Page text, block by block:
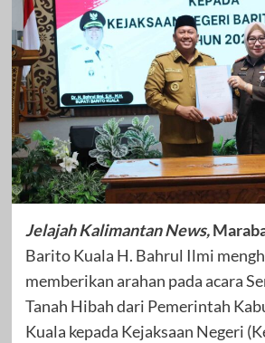
Jelajah Kalimantan News,
Barito Kuala H. Bahrul Ilmi
memberikan arahan pada acara
Tanah Hibah dari Pemerintah
Kuala kepada Kejaksaan Negeri